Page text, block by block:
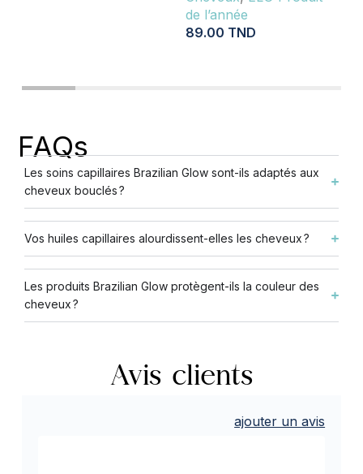
de l’année
89.00 TND
FAQs
Les soins capillaires Brazilian Glow sont-ils adaptés aux
cheveux bouclés ?
Vos huiles capillaires alourdissent-elles les cheveux ?
Les produits Brazilian Glow protègent-ils la couleur des
cheveux ?
Avis clients
ajouter un avis